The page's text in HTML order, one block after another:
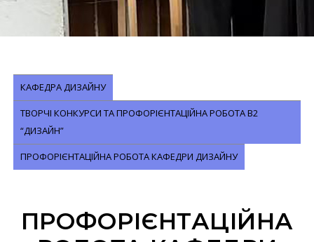
КАФЕДРА ДИЗАЙНУ
ТВОРЧІ КОНКУРСИ ТА ПРОФОРІЄНТАЦІЙНА РОБОТА B2
“ДИЗАЙН”
ПРОФОРІЄНТАЦІЙНА РОБОТА КАФЕДРИ ДИЗАЙНУ
ПРОФОРІЄНТАЦІЙНА